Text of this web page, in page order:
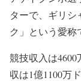
ターで、ギリ
ク」という愛称
競技収入は
収は1億1100万